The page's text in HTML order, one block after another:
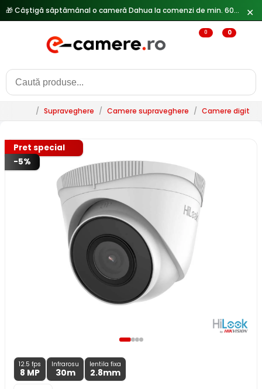
✕
0 0
/ Supraveghere / Camere supraveghere / Camere digitale
Pret special
-5%
12.5 fps
8 MP
Infrarosu
30m
lentila fixa
2.8mm